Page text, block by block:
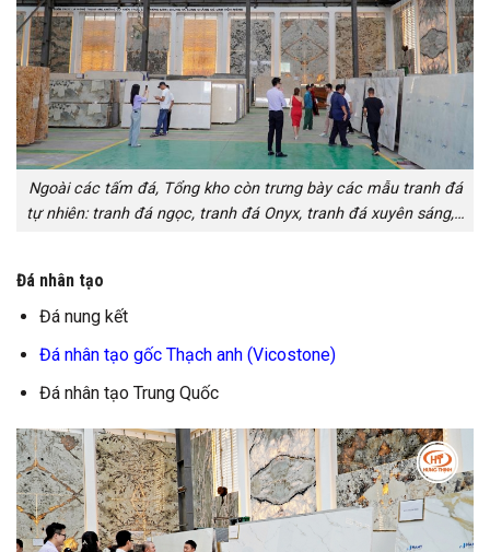
Ngoài các tấm đá, Tổng kho còn trưng bày các mẫu tranh đá
tự nhiên: tranh đá ngọc, tranh đá Onyx, tranh đá xuyên sáng,…
Đá nhân tạo
Đá nung kết
Đá nhân tạo gốc Thạch anh (Vicostone)
Đá nhân tạo Trung Quốc